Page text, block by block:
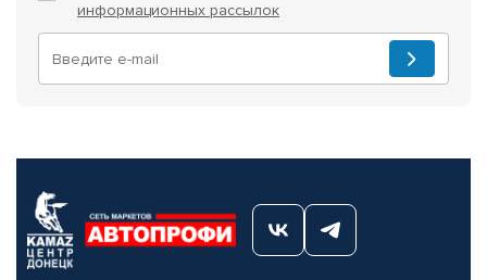
информационных рассылок